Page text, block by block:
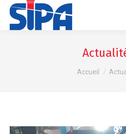
Vous êtes ici :
Accueil